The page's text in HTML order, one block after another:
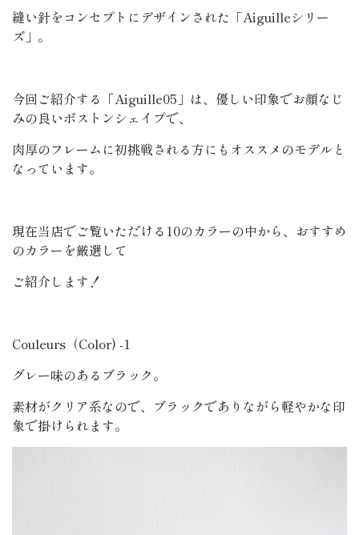
縫い針をコンセプトにデザインされた「Aiguilleシリー
ズ」。
今回ご紹介する「Aiguille05」は、優しい印象でお顔なじ
みの良いボストンシェイプで、
肉厚のフレームに初挑戦される方にもオススメのモデルと
なっています。
現在当店でご覧いただける10のカラーの中から、おすすめ
のカラーを厳選して
ご紹介します！
Couleurs（Color) -1
グレー味のあるブラック。
素材がクリア系なので、ブラックでありながら軽やかな印
象で掛けられます。